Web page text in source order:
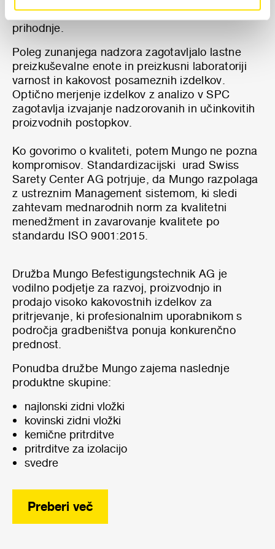
zagotavljajo družbi trden položaj na trgu tudi v
prihodnje.
Poleg zunanjega nadzora zagotavljalo lastne
preizkuševalne enote in preizkusni laboratoriji
varnost in kakovost posameznih izdelkov.
Optično merjenje izdelkov z analizo v SPC
zagotavlja izvajanje nadzorovanih in učinkovitih
proizvodnih postopkov.
Ko govorimo o kvaliteti, potem Mungo ne pozna
kompromisov. Standardizacijski urad Swiss
Sarety Center AG potrjuje, da Mungo razpolaga
z ustreznim Management sistemom, ki sledi
zahtevam mednarodnih norm za kvalitetni
menedžment in zavarovanje kvalitete po
standardu ISO 9001:2015.
Družba Mungo Befestigungstechnik AG je
vodilno podjetje za razvoj, proizvodnjo in
prodajo visoko kakovostnih izdelkov za
pritrjevanje, ki profesionalnim uporabnikom s
področja gradbeništva ponuja konkurenčno
prednost.
Ponudba družbe Mungo zajema naslednje
produktne skupine:
najlonski zidni vložki
kovinski zidni vložki
kemične pritrditve
pritrditve za izolacijo
svedre
Preberi več